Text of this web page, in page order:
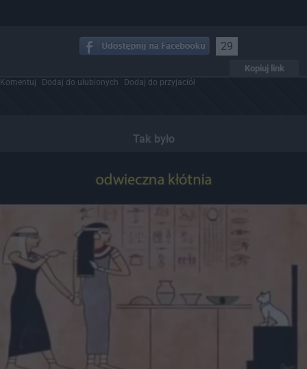
29
Kopiuj link
Komentuj Dodaj do ulubionych Dodaj do przyjaciół
Tak było